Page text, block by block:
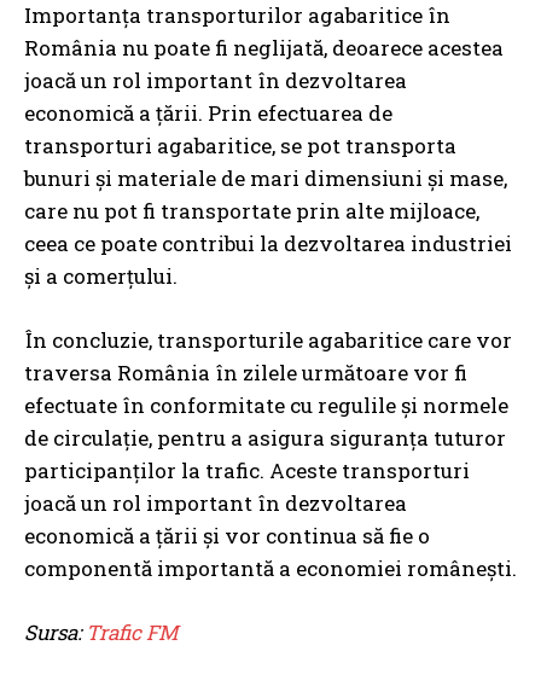
Importanța transporturilor agabaritice în
România nu poate fi neglijată, deoarece acestea
joacă un rol important în dezvoltarea
economică a țării. Prin efectuarea de
transporturi agabaritice, se pot transporta
bunuri și materiale de mari dimensiuni și mase,
care nu pot fi transportate prin alte mijloace,
ceea ce poate contribui la dezvoltarea industriei
și a comerțului.
În concluzie, transporturile agabaritice care vor
traversa România în zilele următoare vor fi
efectuate în conformitate cu regulile și normele
de circulație, pentru a asigura siguranța tuturor
participanților la trafic. Aceste transporturi
joacă un rol important în dezvoltarea
economică a țării și vor continua să fie o
componentă importantă a economiei românești.
Sursa: Trafic FM